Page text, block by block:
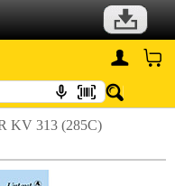
KV 313 (285C)